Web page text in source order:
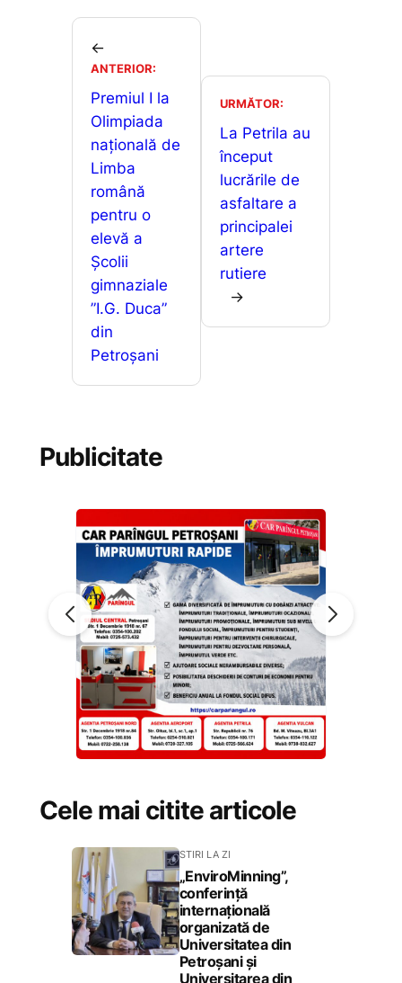
e
o
o
k
l
p
p
n
g
er
ta
a
z
ă
←
ANTERIOR:
Premiul I la
Olimpiada
națională de
Limba
română
pentru o
elevă a
Școlii
gimnaziale
”I.G. Duca”
din
Petroșani
URMĂTOR:
La Petrila au
început
lucrările de
asfaltare a
principalei
artere
rutiere
→
Publicitate
Cele mai citite articole
STIRI LA ZI
„EnviroMinning”,
conferință
internațională
organizată de
Universitatea din
Petroșani și
Universitarea din